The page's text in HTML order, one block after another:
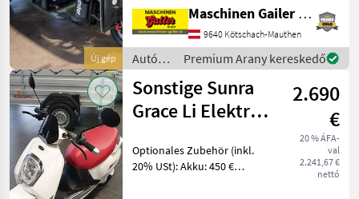
Új gép
nélkül használható –
kerékpárnak minősül
Maximális sebesség: 25
km/h (el
Maschinen Gailer GmbH
9640 Kötschach-Mauthen
Autók /
Motorkerékpárok
/ Nero
Premium Arany kereskedő
Sonstige Sunra
Grace Li Elektro-
AKTION
2.690
€
20 % ÁFA-
val
2.241,67 €
nettó
Optionales Zubehör (inkl.
20% USt): Akku: 450 €